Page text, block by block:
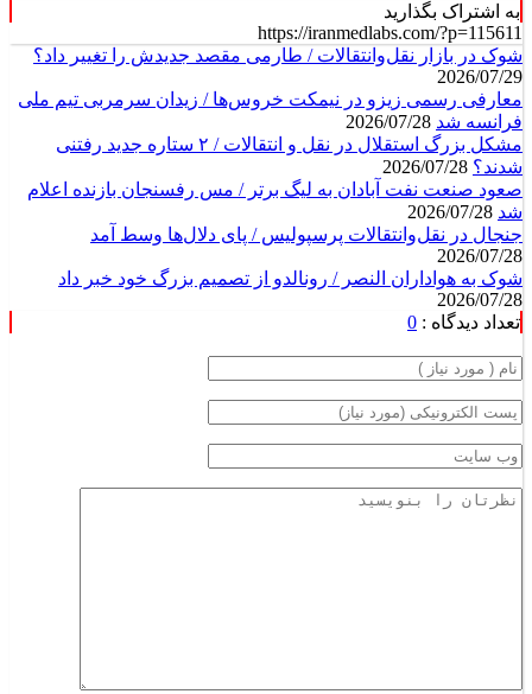
به اشتراک بگذارید
https://iranmedlabs.com/?p=115611
شوک در بازار نقل‌وانتقالات / طارمی مقصد جدیدش را تغییر داد؟
2026/07/29
معارفی رسمی زیزو در نیمکت خروس‌ها / زیدان سرمربی تیم ملی
فرانسه شد
مشکل بزرگ استقلال در نقل و انتقالات / ۲ ستاره جدید رفتنی
شدند؟
صعود صنعت نفت آبادان به لیگ برتر / مس رفسنجان بازنده اعلام
شد
جنجال در نقل‌وانتقالات پرسپولیس / پای دلال‌ها وسط آمد
2026/07/28
شوک به هواداران النصر / رونالدو از تصمیم بزرگ خود خبر داد
2026/07/28
تعداد دیدگاه : 0